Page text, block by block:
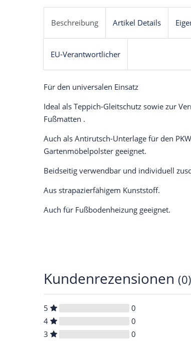
Beschreibung Artikel Details
EU-Verantwortlicher
Für den universalen Einsatz
Ideal als Teppich-Gleitschutz sowie zur
Fußmatten .
Auch als Antirutsch-Unterlage für den
Gartenmöbelpolster geeignet.
Beidseitig verwendbar und individuell
Aus strapazierfähigem Kunststoff.
Auch für Fußbodenheizung geeignet.
Kundenrezensionen (0)
5
0
4
0
3
0